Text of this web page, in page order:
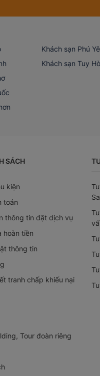
Khách sạn Phú
Khách sạn Tuy
SÁCH
kiện
toán
thông tin đặt dịch vụ
hoàn tiền
thông tin
tranh chấp khiếu nại
Tour đoàn riêng